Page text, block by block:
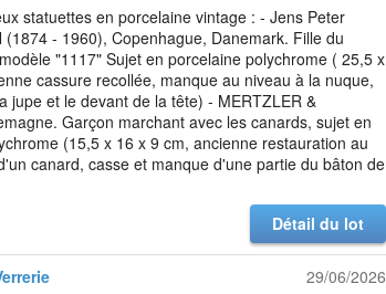
statuettes en porcelaine vintage : - Jens Peter
(1874 - 1960), Copenhague, Danemark. Fille du
"1117" Sujet en porcelaine polychrome ( 25,5 x
cassure recollée, manque au niveau à la nuque,
jupe et le devant de la tête) - MERTZLER &
Garçon marchant avec les canards, sujet en
(15,5 x 16 x 9 cm, ancienne restauration au
canard, casse et manque d'une partie du bâton de
Détail du lot
29/06/2026